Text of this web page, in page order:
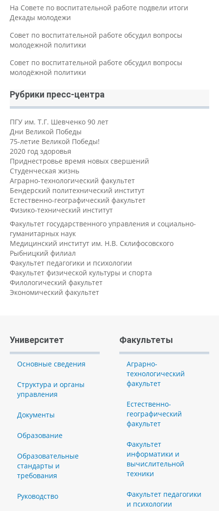
На Совете по воспитательной работе подвели итоги
Декады молодежи
Совет по воспитательной работе обсудил вопросы
молодежной политики
Совет по воспитательной работе обсудил вопросы
молодёжной политики
Рубрики пресс-центра
ПГУ им. Т.Г. Шевченко 90 лет
Дни Великой Победы
75-летие Великой Победы!
2020 год здоровья
Приднестровье время новых свершений
Студенческая жизнь
Аграрно-технологический факультет
Бендерский политехнический институт
Естественно-географический факультет
Физико-технический институт
Факультет государственного управления и социально-
гуманитарных наук
Медицинский институт им. Н.В. Склифосовского
Рыбницкий филиал
Факультет педагогики и психологии
Факультет физической культуры и спорта
Филологический факультет
Экономический факультет
Университет
Основные сведения
Структура и органы
управления
Документы
Образование
Образовательные
стандарты и
требования
Руководство
Факультеты
Аграрно-
технологический
факультет
Естественно-
географический
факультет
Факультет
информатики и
вычислительной
техники
Факультет педагогики
и психологии